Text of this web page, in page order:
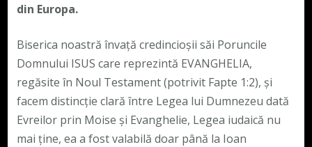
din Europa.
Biserica noastră învață credincioșii săi Poruncile
Domnului ISUS care reprezintă EVANGHELIA,
regăsite în Noul Testament (potrivit Fapte 1:2), și
facem distincție clară între Legea lui Dumnezeu dată
Evreilor prin Moise și Evanghelie, Legea iudaică nu
mai ține, ea a fost valabilă doar până la Ioan